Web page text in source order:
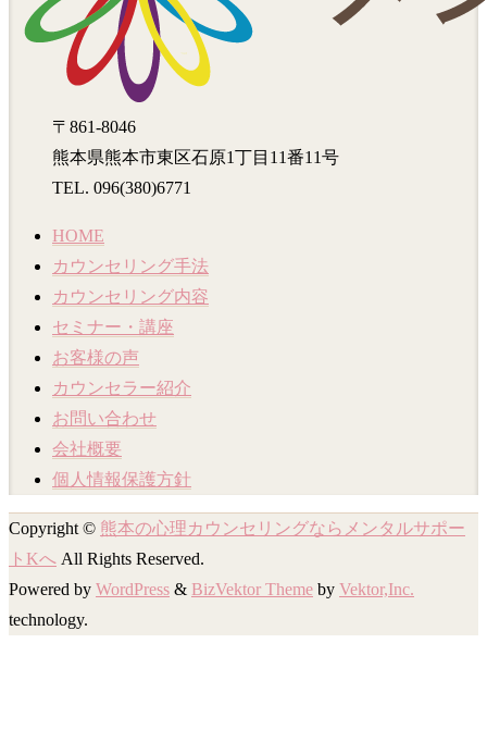
〒861-8046
熊本県熊本市東区石原1丁目11番11号
TEL. 096(380)6771
HOME
カウンセリング手法
カウンセリング内容
セミナー・講座
お客様の声
カウンセラー紹介
お問い合わせ
会社概要
個人情報保護方針
Copyright © 熊本の心理カウンセリングならメンタルサポー
トKへ All Rights Reserved.
Powered by WordPress & BizVektor Theme by Vektor,Inc.
technology.